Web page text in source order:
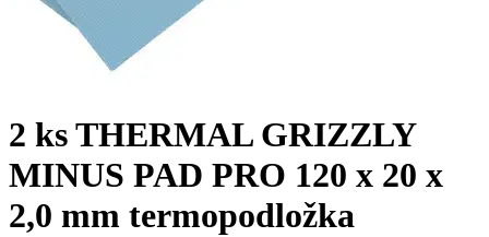
2 ks THERMAL GRIZZLY
MINUS PAD PRO 120 x 20 x
2,0 mm termopodložka